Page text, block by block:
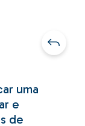
uma
e
de